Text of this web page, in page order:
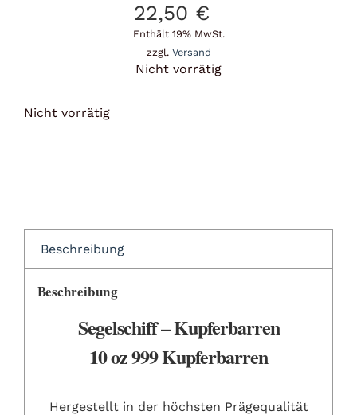
22,50 €
Enthält 19% MwSt.
zzgl. Versand
Nicht vorrätig
Nicht vorrätig
Beschreibung
Beschreibung
Segelschiff – Kupferbarren
10 oz 999 Kupferbarren
Hergestellt in der höchsten Prägequalität